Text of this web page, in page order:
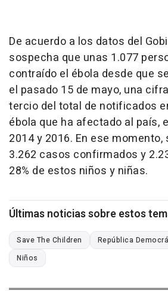
De acuerdo a los datos del
sospecha que unas 1.077
contraído el ébola desde que
el pasado 15 de mayo, una
tercio del total de notificados
ébola que ha afectado al país,
2014 y 2016. En ese
3.262 casos confirmados y
28% de estos niños y niñas.
Últimas noticias sobre estos
Save The Children
República
Niños